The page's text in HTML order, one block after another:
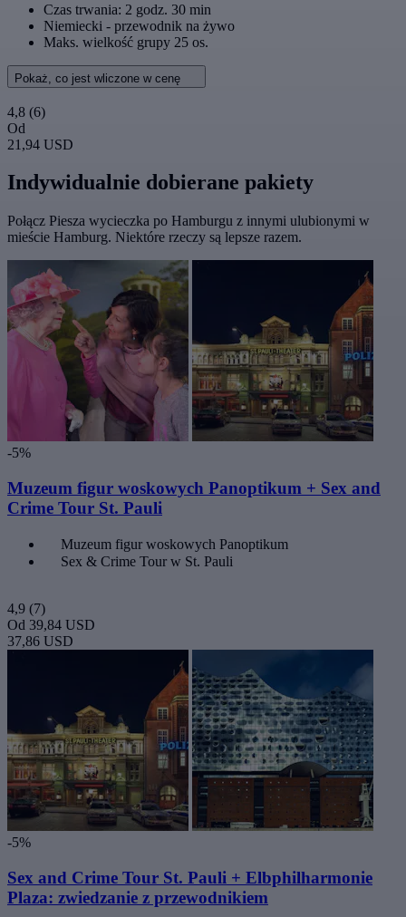
Czas trwania: 2 godz. 30 min
Niemiecki - przewodnik na żywo
Maks. wielkość grupy 25 os.
Pokaż, co jest wliczone w cenę
4,8 (6)
Od
21,94 USD
Indywidualnie dobierane pakiety
Połącz Piesza wycieczka po Hamburgu z innymi ulubionymi w
mieście Hamburg. Niektóre rzeczy są lepsze razem.
-5%
Muzeum figur woskowych Panoptikum + Sex and
Crime Tour St. Pauli
Muzeum figur woskowych Panoptikum
Sex & Crime Tour w St. Pauli
4,9 (7)
Od 39,84 USD
37,86 USD
-5%
Sex and Crime Tour St. Pauli + Elbphilharmonie
Plaza: zwiedzanie z przewodnikiem